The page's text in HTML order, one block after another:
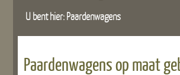
U bent hier: Paardenwagens
Paardenwagens op maat